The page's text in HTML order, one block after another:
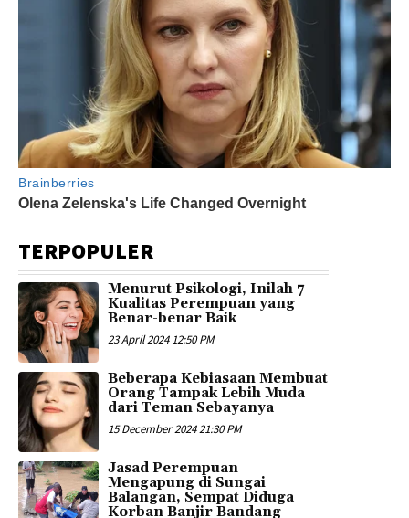
TERPOPULER
Menurut Psikologi, Inilah 7
Kualitas Perempuan yang
Benar-benar Baik
23 April 2024 12:50 PM
Beberapa Kebiasaan Membuat
Orang Tampak Lebih Muda
dari Teman Sebayanya
15 December 2024 21:30 PM
Jasad Perempuan
Mengapung di Sungai
Balangan, Sempat Diduga
Korban Banjir Bandang